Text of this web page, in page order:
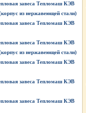
завеса Тепломаш КЭВ
из нержавеющей стали)
завеса Тепломаш КЭВ
завеса Тепломаш КЭВ
из нержавеющей стали)
завеса Тепломаш КЭВ
завеса Тепломаш КЭВ
завеса Тепломаш КЭВ